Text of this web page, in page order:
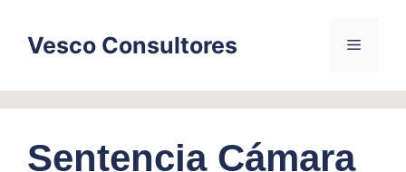
contentVesco Consultores Menu
Sentencia Cámara